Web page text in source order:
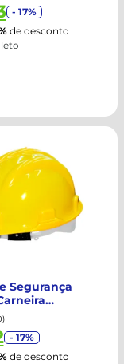
- 17%
de desconto
Segurança
- 17%
de desconto